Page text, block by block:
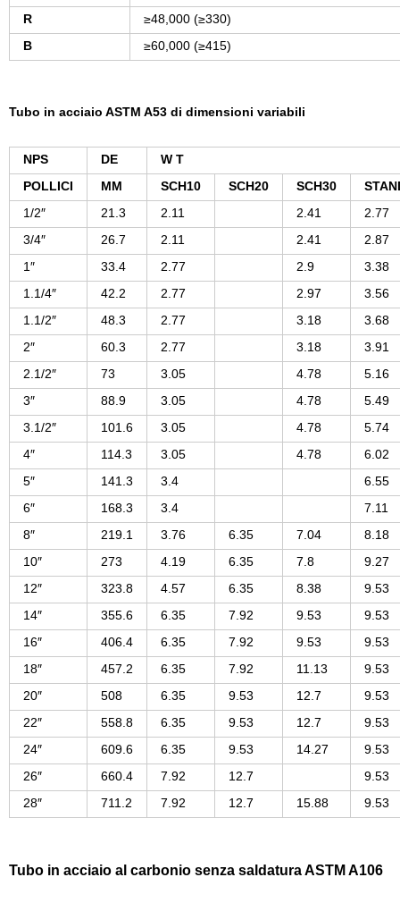
R
≥48,000 (≥330)
B
≥60,000 (≥415)
Tubo in acciaio ASTM A53 di dimensioni variabili
NPS DE
W T
POLLICI
MM SCH10 SCH20 SCH30
1/2″
21.3 2.11 2.41
2.77
3/4″
26.7 2.11 2.41
2.87
1″
33.4 2.77 2.9
3.38
1.1/4″
42.2 2.77 2.97
3.56
1.1/2″
48.3 2.77 3.18
3.68
2″
60.3 2.77 3.18
3.91
2.1/2″
73 3.05 4.78
5.16
3″
88.9 3.05 4.78
5.49
3.1/2″
101.6 3.05 4.78
5.74
4″
114.3 3.05 4.78
6.02
5″
141.3 3.4
6.55
6″
168.3 3.4
7.11
8″
219.1 3.76 6.35 7.04
8.18
10″
273 4.19 6.35 7.8
9.27
12″
323.8 4.57 6.35 8.38
9.53
14″
355.6 6.35 7.92 9.53
9.53
16″
406.4 6.35 7.92 9.53
9.53
18″
457.2 6.35 7.92 11.13
9.53
20″
508 6.35 9.53 12.7
9.53
22″
558.8 6.35 9.53 12.7
9.53
24″
609.6 6.35 9.53 14.27
9.53
26″
660.4 7.92 12.7
9.53
28″
711.2 7.92 12.7 15.88 9.53
Tubo in acciaio al carbonio senza saldatura ASTM A106